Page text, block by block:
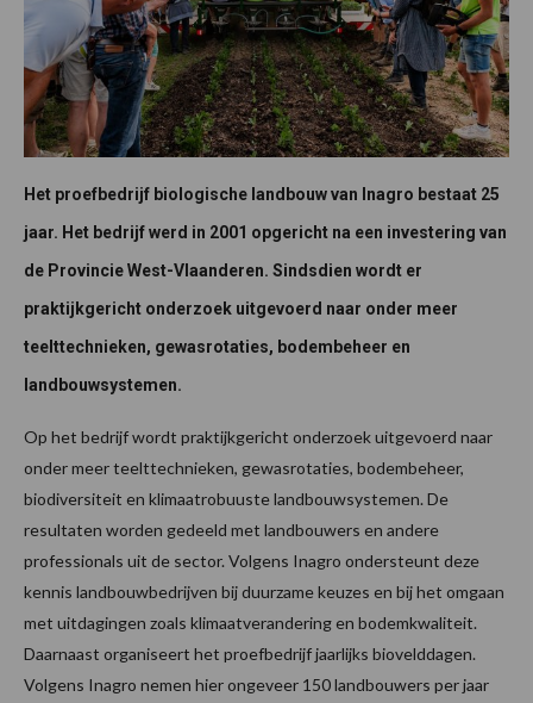
Het proefbedrijf biologische landbouw van Inagro bestaat 25
jaar. Het bedrijf werd in 2001 opgericht na een investering van
de Provincie West-Vlaanderen. Sindsdien wordt er
praktijkgericht onderzoek uitgevoerd naar onder meer
teelttechnieken, gewasrotaties, bodembeheer en
landbouwsystemen.
Op het bedrijf wordt praktijkgericht onderzoek uitgevoerd naar
onder meer teelttechnieken, gewasrotaties, bodembeheer,
biodiversiteit en klimaatrobuuste landbouwsystemen. De
resultaten worden gedeeld met landbouwers en andere
professionals uit de sector. Volgens Inagro ondersteunt deze
kennis landbouwbedrijven bij duurzame keuzes en bij het omgaan
met uitdagingen zoals klimaatverandering en bodemkwaliteit.
Daarnaast organiseert het proefbedrijf jaarlijks biovelddagen.
Volgens Inagro nemen hier ongeveer 150 landbouwers per jaar